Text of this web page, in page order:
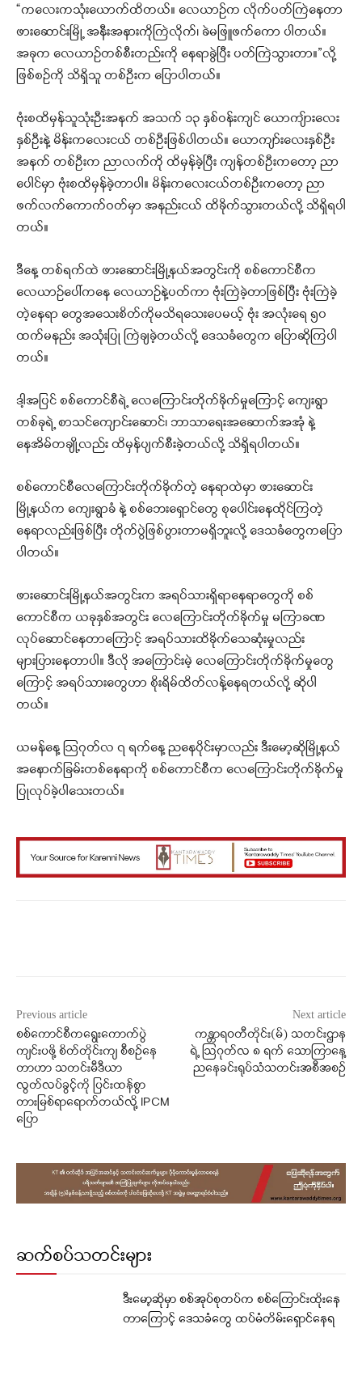
“ကလေးကသုံးယောက်ထိတယ်။ လေယာဉ်က လိုက်ပတ်ကြဲနေတာ
ဖားဆောင်းမြို့ အနီးအနားကိုကြဲလိုက်၊ ခဲမဖြူဖက်ကော ပါတယ်။
အခုက လေယာဉ်တစ်စီးတည်းကို နေရာခွဲပြီး ပတ်ကြဲသွားတာ။”လို့
ဖြစ်စဉ်ကို သိရှိသူ တစ်ဦးက ပြောပါတယ်။
ဗုံးစထိမှန်သူသုံးဦးအနက် အသက် ၁၃ နှစ်ဝန်းကျင် ယောကျ်ားလေး
နှစ်ဦးနဲ့ မိန်းကလေးငယ် တစ်ဦးဖြစ်ပါတယ်။ ယောကျာ်းလေးနှစ်ဦး
အနက် တစ်ဦးက ညာလက်ကို ထိမှန်ခဲ့ပြီး ကျန်တစ်ဦးကတော့ ညာ
ပေါင်မှာ ဗုံးစထိမှန်ခဲ့တာပါ။ မိန်းကလေးငယ်တစ်ဦးကတော့ ညာ
ဖက်လက်ကောက်ဝတ်မှာ အနည်းငယ် ထိခိုက်သွားတယ်လို့ သိရှိရပါ
တယ်။
ဒီနေ့ တစ်ရက်ထဲ ဖားဆောင်းမြို့နယ်အတွင်းကို စစ်ကောင်စီက
လေယာဉ်ပေါ်ကနေ လေယာဉ်နဲ့ပတ်ကာ ဗုံးကြဲခဲ့တာဖြစ်ပြီး ဗုံးကြဲခဲ့
တဲ့နေရာ တွေအသေးစိတ်ကိုမသိရသေးပေမယ့် ဗုံး အလုံးရေ ၅၀
ထက်မနည်း အသုံးပြု ကြဲချခဲ့တယ်လို့ ဒေသခံတွေက ပြောဆိုကြပါ
တယ်။
ဒါ့အပြင် စစ်ကောင်စီရဲ့ လေကြောင်းတိုက်ခိုက်မှုကြောင့် ကျေးရွာ
တစ်ခုရဲ့ စာသင်ကျောင်းဆောင်၊ ဘာသာရေးအဆောက်အအုံ နဲ့
နေအိမ်တချို့လည်း ထိမှန်ပျက်စီးခဲ့တယ်လို့ သိရှိရပါတယ်။
စစ်ကောင်စီလေကြောင်းတိုက်ခိုက်တဲ့ နေရာထဲမှာ ဖားဆောင်း
မြို့နယ်က ကျေးရွာခံ နဲ့ စစ်ဘေးရှောင်တွေ စုပေါင်းနေထိုင်ကြတဲ့
နေရာလည်းဖြစ်ပြီး တိုက်ပွဲဖြစ်ပွားတာမရှိဘူးလို့ ဒေသခံတွေကပြော
ပါတယ်။
ဖားဆောင်းမြို့နယ်အတွင်းက အရပ်သားရှိရာနေရာတွေကို စစ်
ကောင်စီက ယခုနှစ်အတွင်း လေကြောင်းတိုက်ခိုက်မှု မကြာခဏ
လုပ်ဆောင်နေတာကြောင့် အရပ်သားထိခိုက်သေဆုံးမှုလည်း
များပြားနေတာပါ။ ဒီလို အကြောင်းမဲ့ လေကြောင်းတိုက်ခိုက်မှုတွေ
ကြောင့် အရပ်သားတွေဟာ စိုးရိမ်ထိတ်လန့်နေရတယ်လို့ ဆိုပါ
တယ်။
ယမန်နေ့ ဩဂုတ်လ ၇ ရက်နေ့ ညနေပိုင်းမှာလည်း ဒီးမော့ဆိုမြို့နယ်
အနောက်ခြမ်းတစ်နေရာကို စစ်ကောင်စီက လေကြောင်းတိုက်ခိုက်မှု
ပြုလုပ်ခဲ့ပါသေးတယ်။
Previous article
စစ်ကောင်စီကရွေးကောက်ပွဲ
ကျင်းပဖို့ စိတ်တိုင်းကျ စီစဥ်နေ
တာဟာ သတင်းမီဒီယာ
လွတ်လပ်ခွင့်ကို ပြင်းထန်စွာ
တားမြစ်ရာရောက်တယ်လို့ IPCM
ပြော
Next article
ကန္တာရဝတီတိုင်း(မ်) သတင်းဌာန
ရဲ့ ဩဂုတ်လ ၈ ရက် သောကြာနေ့
ညနေခင်းရုပ်သံသတင်းအစီအစဉ်
ဆက်စပ်သတင်းများ
ဒီးမော့ဆိုမှာ စစ်အုပ်စုတပ်က စစ်ကြောင်းထိုးနေ
တာကြောင့် ဒေသခံတွေ ထပ်မံတိမ်းရှောင်နေရ